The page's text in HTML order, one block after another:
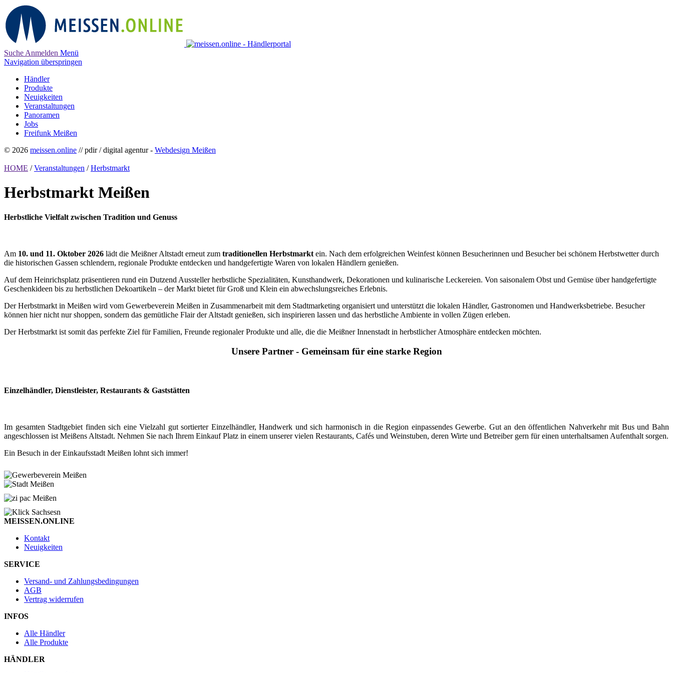
Suche Anmelden Menü
Navigation überspringen
Händler
Produkte
Neuigkeiten
Veranstaltungen
Panoramen
Jobs
Freifunk Meißen
© 2026 meissen.online // pdir / digital agentur - Webdesign Meißen
HOME / Veranstaltungen / Herbstmarkt
Herbstmarkt Meißen
Herbstliche Vielfalt zwischen Tradition und Genuss
Am 10. und 11. Oktober 2026 lädt die Meißner Altstadt erneut zum traditionellen Herbstmarkt ein. Nach dem erfolgreichen Weinfest können Besucherinnen und Besucher bei schönem Herbstwetter durch
die historischen Gassen schlendern, regionale Produkte entdecken und handgefertigte Waren von lokalen Händlern genießen.
Auf dem Heinrichsplatz präsentieren rund ein Dutzend Aussteller herbstliche Spezialitäten, Kunsthandwerk, Dekorationen und kulinarische Leckereien. Von saisonalem Obst und Gemüse über handgefertigte
Geschenkideen bis zu herbstlichen Dekoartikeln – der Markt bietet für Groß und Klein ein abwechslungsreiches Erlebnis.
Der Herbstmarkt in Meißen wird vom Gewerbeverein Meißen in Zusammenarbeit mit dem Stadtmarketing organisiert und unterstützt die lokalen Händler, Gastronomen und Handwerksbetriebe. Besucher
können hier nicht nur shoppen, sondern das gemütliche Flair der Altstadt genießen, sich inspirieren lassen und das herbstliche Ambiente in vollen Zügen erleben.
Der Herbstmarkt ist somit das perfekte Ziel für Familien, Freunde regionaler Produkte und alle, die die Meißner Innenstadt in herbstlicher Atmosphäre entdecken möchten.
Unsere Partner - Gemeinsam für eine starke Region
Einzelhändler, Dienstleister, Restaurants & Gaststätten
Im gesamten Stadtgebiet finden sich eine Vielzahl gut sortierter Einzelhändler, Handwerk und sich harmonisch in die Region einpassendes Gewerbe. Gut an den öffentlichen Nahverkehr mit Bus und Bahn
angeschlossen ist Meißens Altstadt. Nehmen Sie nach Ihrem Einkauf Platz in einem unserer vielen Restaurants, Cafés und Weinstuben, deren Wirte und Betreiber gern für einen unterhaltsamen Aufenthalt sorgen.
Ein Besuch in der Einkaufsstadt Meißen lohnt sich immer!
MEISSEN.ONLINE
Kontakt
Neuigkeiten
SERVICE
Versand- und Zahlungsbedingungen
AGB
Vertrag widerrufen
INFOS
Alle Händler
Alle Produkte
HÄNDLER